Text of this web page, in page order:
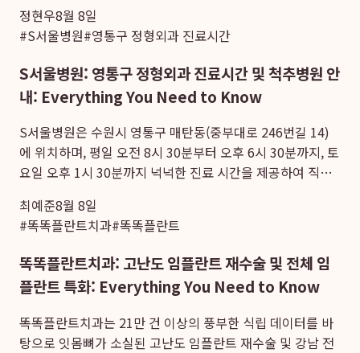
과를 극대화합니다. 본원은 단순히 주사 시술을 넘어...
정현우8월 8일
#S서울병원#영통구 정형외과 진료시간
S서울병원: 영통구 정형외과 진료시간 및 척추병원 안
내: Everything You Need to Know
S서울병원은 수원시 영통구 매탄동(중부대로 246번길 14)
에 위치하며, 평일 오전 8시 30분부터 오후 6시 30분까지, 토
요일 오후 1시 30분까지 넉넉한 진료 시간을 제공하여 직장
과 및 매탄동 척추병원입니다. 특히, 지...
최예준8월 8일
#똑똑플란트치과#똑똑플란트
똑똑플란트치과: 고난도 임플란트 재수술 및 전체 임
플란트 특화: Everything You Need to Know
똑똑플란트치과는 21만 건 이상의 풍부한 식립 데이터를 바
탕으로 잇몸뼈가 소실된 고난도 임플란트 재수술 및 강남 전